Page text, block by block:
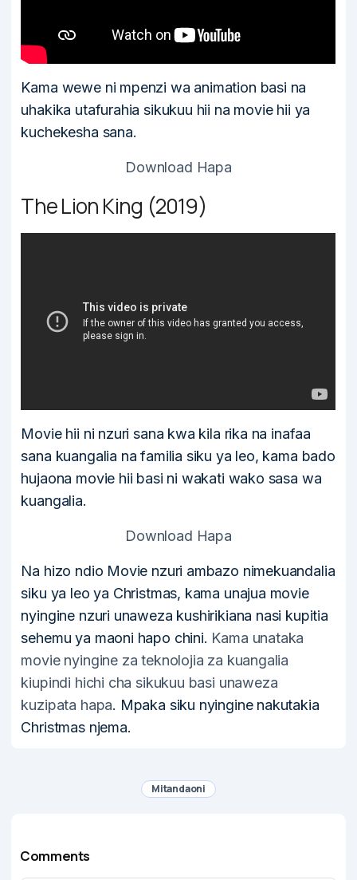
Kama wewe ni mpenzi wa animation basi na
uhakika utafurahia sikukuu hii na movie hii ya
kuchekesha sana.
Download Hapa
The Lion King (2019)
Movie hii ni nzuri sana kwa kila rika na inafaa
sana kuangalia na familia siku ya leo, kama bado
hujaona movie hii basi ni wakati wako sasa wa
kuangalia.
Download Hapa
Na hizo ndio Movie nzuri ambazo nimekuandalia
siku ya leo ya Christmas, kama unajua movie
nyingine nzuri unaweza kushirikiana nasi kupitia
sehemu ya maoni hapo chini. Kama unataka
movie nyingine za teknolojia za kuangalia
kiupindi hichi cha sikukuu basi unaweza
kuzipata hapa. Mpaka siku nyingine nakutakia
Christmas njema.
Mitandaoni
Comments